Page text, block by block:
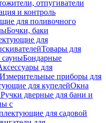
отпугиватели
и контроль
для поливочного
Бочки, баки
для
Товары для
сауныБондарные
для
Измерительные приборы для
для купелейОкна
Ручки дверные для бани и
с
для садовой